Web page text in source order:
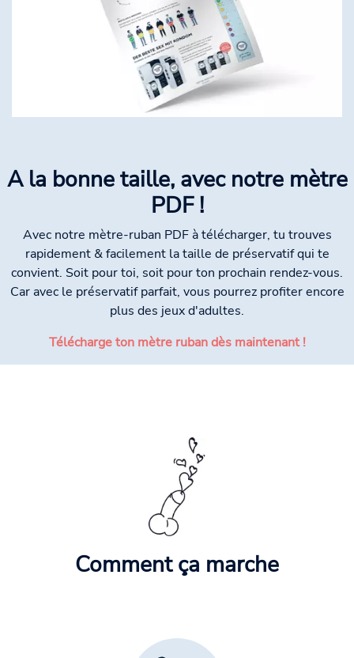
A la bonne taille, avec notre mètre
PDF !
Avec notre mètre-ruban PDF à télécharger, tu trouves
rapidement & facilement la taille de préservatif qui te
convient. Soit pour toi, soit pour ton prochain rendez-vous.
Car avec le préservatif parfait, vous pourrez profiter encore
plus des jeux d'adultes.
Télécharge ton mètre ruban dès maintenant !
Comment ça marche